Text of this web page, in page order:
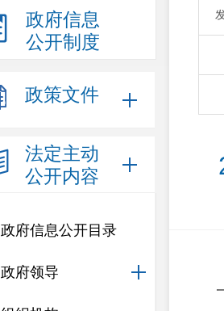
政府信息
公开制度
政策文件
法定主动
公开内容
政府信息公开目录
政府领导